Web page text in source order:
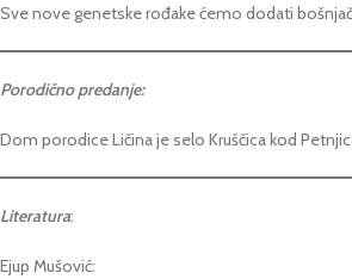
Sve nove genetske rođake ćemo dodati
Porodično predanje:
Dom porodice Ličina je selo Kruščica kod
Literatura:
Ejup Mušović: